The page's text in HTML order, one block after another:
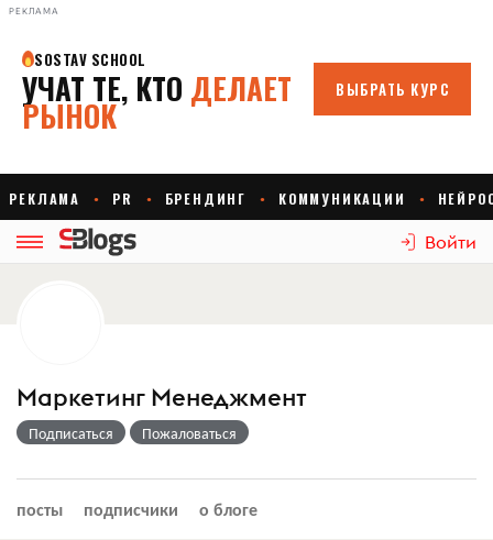
РЕКЛАМА
Войти
Маркетинг Менеджмент
Подписаться Пожаловаться
посты подписчики о блоге